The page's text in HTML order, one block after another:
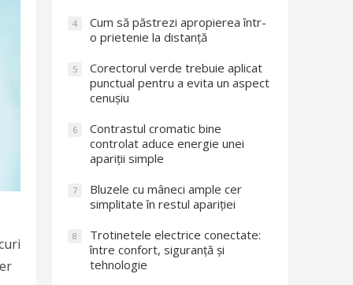
4
Cum să păstrezi apropierea într-
o prietenie la distanță
5
Corectorul verde trebuie aplicat
punctual pentru a evita un aspect
cenușiu
6
Contrastul cromatic bine
controlat aduce energie unei
apariții simple
7
Bluzele cu mâneci ample cer
simplitate în restul apariției
8
Trotinetele electrice conectate:
între confort, siguranță și
tehnologie